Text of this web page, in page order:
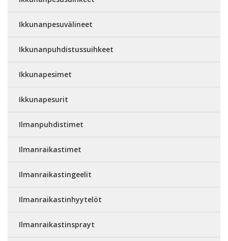
Ikkunanpesuvälineet
Ikkunanpuhdistussuihkeet
Ikkunapesimet
Ikkunapesurit
Ilmanpuhdistimet
Ilmanraikastimet
Ilmanraikastingeelit
Ilmanraikastinhyytelöt
Ilmanraikastinsprayt